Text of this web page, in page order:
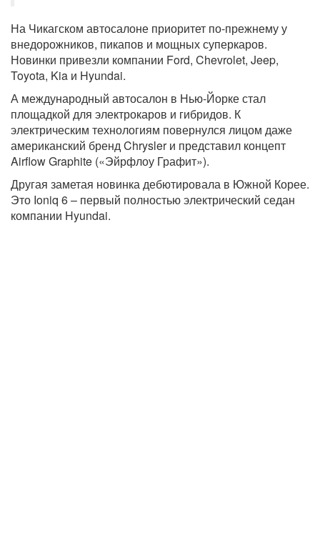
На Чикагском автосалоне приоритет по-прежнему у
внедорожников, пикапов и мощных суперкаров.
Новинки привезли компании Ford, Chevrolet, Jeep,
Toyota, Kia и Hyundai.
А международный автосалон в Нью-Йорке стал
площадкой для электрокаров и гибридов. К
электрическим технологиям повернулся лицом даже
американский бренд Chrysler и представил концепт
Airflow Graphite («Эйрфлоу Графит»).
Другая заметая новинка дебютировала в Южной Корее.
Это Ioniq 6 – первый полностью электрический седан
компании Hyundai.